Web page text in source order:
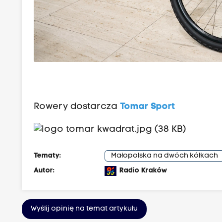
Rowery dostarczaTomar Sport
Tematy:
Małopolska na dwóch kółkach
Autor:
Radio Kraków
Wyślij opinię na temat artykułu